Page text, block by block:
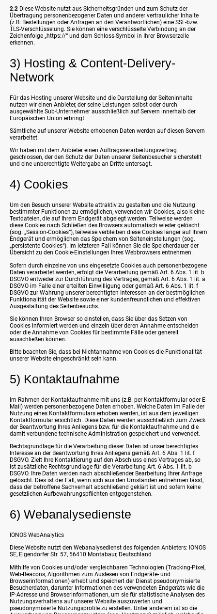
2.2 Diese Website nutzt aus Sicherheitsgründen und zum Schutz der
Übertragung personenbezogener Daten und anderer vertraulicher Inhalte
(z.B. Bestellungen oder Anfragen an den Verantwortlichen) eine SSL-bzw.
TLS-Verschlüsselung. Sie können eine verschlüsselte Verbindung an der
Zeichenfolge „https://“ und dem Schloss-Symbol in Ihrer Browserzeile
erkennen.
3) Hosting & Content-Delivery-
Network
Für das Hosting unserer Website und die Darstellung der Seiteninhalte
nutzen wir einen Anbieter, der seine Leistungen selbst oder durch
ausgewählte Sub-Unternehmer ausschließlich auf Servern innerhalb der
Europäischen Union erbringt.
Sämtliche auf unserer Website erhobenen Daten werden auf diesen Servern
verarbeitet.
Wir haben mit dem Anbieter einen Auftragsverarbeitungsvertrag
geschlossen, der den Schutz der Daten unserer Seitenbesucher sicherstellt
und eine unberechtigte Weitergabe an Dritte untersagt.
4) Cookies
Um den Besuch unserer Website attraktiv zu gestalten und die Nutzung
bestimmter Funktionen zu ermöglichen, verwenden wir Cookies, also kleine
Textdateien, die auf Ihrem Endgerät abgelegt werden. Teilweise werden
diese Cookies nach Schließen des Browsers automatisch wieder gelöscht
(sog. „Session-Cookies“), teilweise verbleiben diese Cookies länger auf Ihrem
Endgerät und ermöglichen das Speichern von Seiteneinstellungen (sog.
„persistente Cookies“). Im letzteren Fall können Sie die Speicherdauer der
Übersicht zu den Cookie-Einstellungen Ihres Webbrowsers entnehmen.
Sofern durch einzelne von uns eingesetzte Cookies auch personenbezogene
Daten verarbeitet werden, erfolgt die Verarbeitung gemäß Art. 6 Abs. 1 lit. b
DSGVO entweder zur Durchführung des Vertrages, gemäß Art. 6 Abs. 1 lit. a
DSGVO im Falle einer erteilten Einwilligung oder gemäß Art. 6 Abs. 1 lit. f
DSGVO zur Wahrung unserer berechtigten Interessen an der bestmöglichen
Funktionalität der Website sowie einer kundenfreundlichen und effektiven
Ausgestaltung des Seitenbesuchs.
Sie können Ihren Browser so einstellen, dass Sie über das Setzen von
Cookies informiert werden und einzeln über deren Annahme entscheiden
oder die Annahme von Cookies für bestimmte Fälle oder generell
ausschließen können.
Bitte beachten Sie, dass bei Nichtannahme von Cookies die Funktionalität
unserer Website eingeschränkt sein kann.
5) Kontaktaufnahme
Im Rahmen der Kontaktaufnahme mit uns (z.B. per Kontaktformular oder E-
Mail) werden personenbezogene Daten erhoben. Welche Daten im Falle der
Nutzung eines Kontaktformulars erhoben werden, ist aus dem jeweiligen
Kontaktformular ersichtlich. Diese Daten werden ausschließlich zum Zweck
der Beantwortung Ihres Anliegens bzw. für die Kontaktaufnahme und die
damit verbundene technische Administration gespeichert und verwendet.
Rechtsgrundlage für die Verarbeitung dieser Daten ist unser berechtigtes
Interesse an der Beantwortung Ihres Anliegens gemäß Art. 6 Abs. 1 lit. f
DSGVO. Zielt Ihre Kontaktierung auf den Abschluss eines Vertrages ab, so
ist zusätzliche Rechtsgrundlage für die Verarbeitung Art. 6 Abs. 1 lit. b
DSGVO. Ihre Daten werden nach abschließender Bearbeitung Ihrer Anfrage
gelöscht. Dies ist der Fall, wenn sich aus den Umständen entnehmen lässt,
dass der betroffene Sachverhalt abschließend geklärt ist und sofern keine
gesetzlichen Aufbewahrungspflichten entgegenstehen.
6) Webanalysedienste
IONOS WebAnalytics
Diese Website nutzt den Webanalysedienst des folgenden Anbieters: IONOS
SE, Elgendorfer Str. 57, 56410 Montabaur, Deutschland
Mithilfe von Cookies und/oder vergleichbaren Technologien (Tracking-Pixel,
Web-Beacons, Algorithmen zum Auslesen von Endgeräte- und
Browserinformationen) erhebt und speichert der Dienst pseudonymisierte
Besucherdaten, darunter Informationen des verwendeten Endgeräts wie die
IP-Adresse und Browserinformationen, um sie für statistische Analysen des
Nutzungsverhaltens auf unserer Website auszuwerten und
pseudonymisierte Nutzungsprofile zu erstellen. Unter anderem ist so die